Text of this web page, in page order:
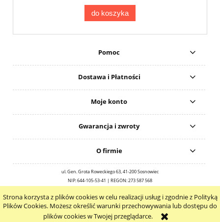
Strona korzysta z plików cookies w celu realizacji usług i zgodnie z Polityką
Plików Cookies. Możesz określić warunki przechowywania lub dostępu do
plików cookies w Twojej przeglądarce.
do koszyka
Pomoc
Dostawa i Płatności
Moje konto
Gwarancja i zwroty
O firmie
ul. Gen. Grota Roweckiego 63, 41-200 Sosnowiec
NIP: 644-105-53-41 | REGON: 273 587 568
pokaż pełną wersję strony
Sklep internetowy Shoper.pl